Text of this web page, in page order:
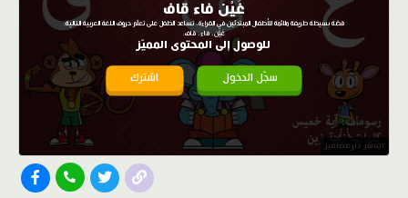
غَيْن فاء قاف
قصّة بسيطة طريفة ملائمة للأطفال المبتدئين في القراءة، تساعد الطفل على تعلّم حروف اللغة العربية التالية:
غَيْن، فاء، قاف.
للوصول إلى المحتوى المميّز
سجّل الدخول اشترك
الناشر: دار عصافير